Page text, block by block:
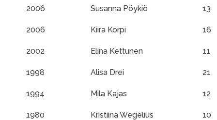
2006 Susanna Pöykiö 13
2006 Kiira Korpi 16
2002 Elina Kettunen 11
1998 Alisa Drei 21
1994 Mila Kajas 12
1980 Kristiina Wegelius 10